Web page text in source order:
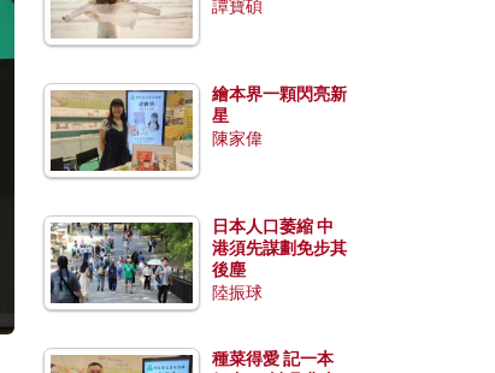
譚寶碩
繪本界一顆閃亮新
星
陳家偉
日本人口萎縮 中
港須先謀劃免步其
後塵
陸振球
種菜得愛 記一本